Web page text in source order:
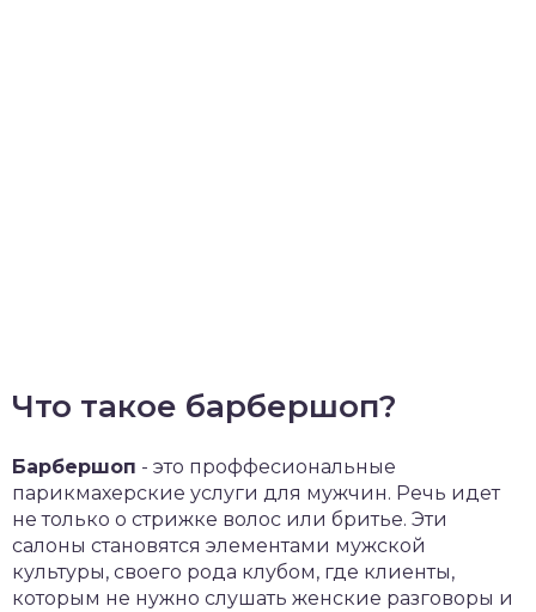
Что такое барбершоп?
Барбершоп - это проффесиональные
парикмахерские услуги для мужчин. Речь идет
не только о стрижке волос или бритье. Эти
салоны становятся элементами мужской
культуры, своего рода клубом, где клиенты,
которым не нужно слушать женские разговоры и